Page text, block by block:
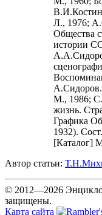
Л., 1976;
Общества
истории
М., 1986;
жизнь.
Графика
1932).
[Каталог]
Автор статьи:
© 2012—2026
защищены.
Карта сайта